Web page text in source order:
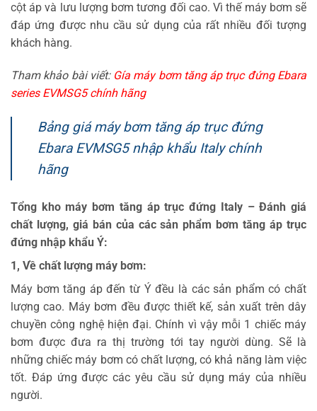
cột áp và lưu lượng bơm tương đối cao. Vì thế máy bơm sẽ
đáp ứng được nhu cầu sử dụng của rất nhiều đối tượng
khách hàng.
Tham khảo bài viết: Gía máy bơm tăng áp trục đứng Ebara
series EVMSG5 chính hãng
Bảng giá máy bơm tăng áp trục đứng
Ebara EVMSG5 nhập khẩu Italy chính
hãng
Tổng kho máy bơm tăng áp trục đứng Italy – Đánh giá
chất lượng, giá bán của các sản phẩm bơm tăng áp trục
đứng nhập khẩu Ý:
1, Về chất lượng máy bơm:
Máy bơm tăng áp đến từ Ý đều là các sản phẩm có chất
lượng cao. Máy bơm đều được thiết kế, sản xuất trên dây
chuyền công nghệ hiện đại. Chính vì vậy mỗi 1 chiếc máy
bơm được đưa ra thị trường tới tay người dùng. Sẽ là
những chiếc máy bơm có chất lượng, có khả năng làm việc
tốt. Đáp ứng được các yêu cầu sử dụng máy của nhiều
người.